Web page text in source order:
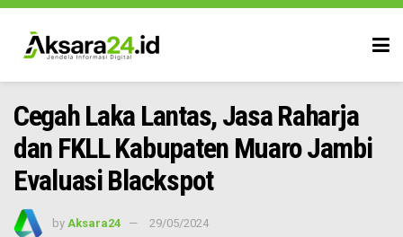
Cegah Laka Lantas, Jasa Raharja
dan FKLL Kabupaten Muaro Jambi
Evaluasi Blackspot
by Aksara24 29/05/2024